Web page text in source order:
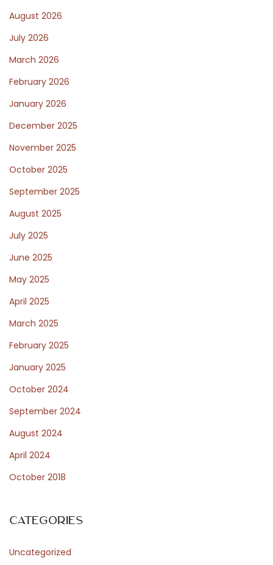
s
t
:
a
m
p
l
e
P
o
s
t
f
o
W
August 2026
July 2026
March 2026
February 2026
January 2026
December 2025
November 2025
October 2025
September 2025
August 2025
July 2025
June 2025
May 2025
April 2025
March 2025
February 2025
January 2025
October 2024
September 2024
August 2024
April 2024
October 2018
Categories
Uncategorized